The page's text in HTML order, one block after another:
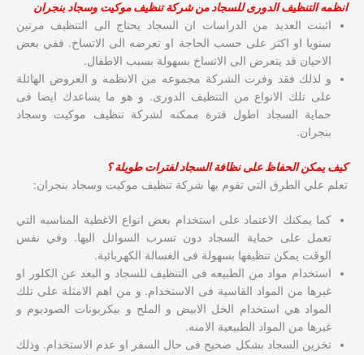
انظمه التنظيف الدورى للسجاد من شركة تنظيف موكيت وسجاد بنجران
اثبتت العديد من الدراسات ان السجاد يحتاج الى التنظيف مرتين
سنويا او اكثر على حسب الحاجة او تعرضه الى الاتساخ. ففي بعض
الاحيان قد يتعرض الى الاتساخ بسهولة بسبب الاطفال.
و لذلك فقد وفرت الشركة مجموعه من الانظمه و العروض الهائلة
على تلك الانواع من التنظيف الدورى. و هو ما يساعدك ايضا فى
حماية السجاد اطول فترة ممكنه لشركة تنظيف موكيت وسجاد
بنجران.
كيف يمكن الحفاظ على نظافة السجاد لفترات طويلة ؟
تعلم علي الطرق التي تقوم بها شركة تنظيف موكيت وسجاد بنجران:
كما يمكنك الاعتماد على استخدام بعض انواع الاغطية المناسبه التي
تعمل على حماية السجاد دون تسرب السوائل اليها. وفي نفس
الوقت يمكن تنظيفها بسهولة فى الغسالة الكهربائية.
استخدام مواد من الطبيعه فى التنظيف للسجاد و البعد عن الكلور او
غيرها من المواد القاسية فى الاستخدام. و من اهم الامثلة على تلك
المواد هي استخدام الخل الابيض و الملح و بيكربونات الصوديوم و
غيرها من المواد الطبيعية الامنه.
تخزين السجاد بشكل صحيح فى حال السفر او عدم الاستخدام. وذلك